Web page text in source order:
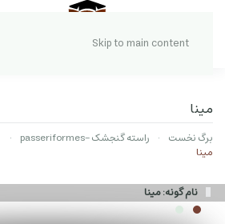
Skip to main content
مینا
برگ نخست راسته گنجشک -passeriformes
مینا
نام گونه: مینا